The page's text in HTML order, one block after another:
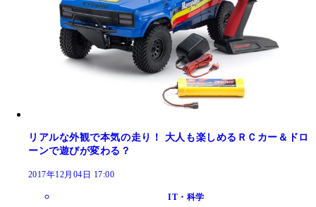
リアルな外観で本気の走り！ 大人も楽しめるＲＣカー＆ドロ
ーンで遊びが変わる？
2017年12月04日 17:00
IT・科学